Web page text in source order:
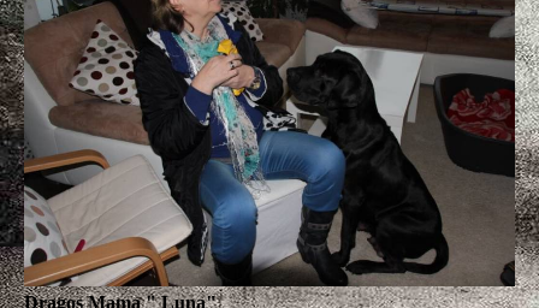
Dragos Mama " Luna"